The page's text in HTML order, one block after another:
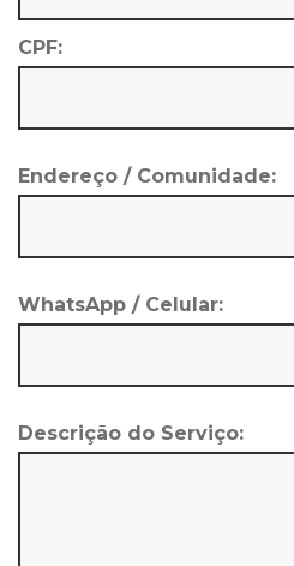
CPF:
Endereço / Comunidade:
WhatsApp / Celular:
Descrição do Serviço: